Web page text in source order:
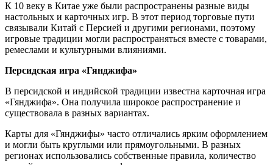
К 10 веку в Китае уже были распространены разные виды
настольных и карточных игр. В этот период торговые пути
связывали Китай с Персией и другими регионами, поэтому
игровые традиции могли распространяться вместе с товарами,
ремеслами и культурными влияниями.
Персидская игра «Гянджифа»
В персидской и индийской традиции известна карточная игра
«Гянджифа». Она получила широкое распространение и
существовала в разных вариантах.
Карты для «Гянджифы» часто отличались ярким оформлением
и могли быть круглыми или прямоугольными. В разных
регионах использовались собственные правила, количество